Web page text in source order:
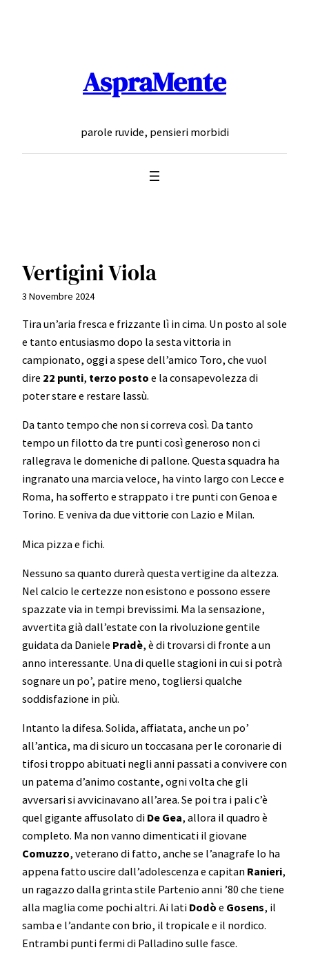
AspraMente
parole ruvide, pensieri morbidi
Vertigini Viola
3 Novembre 2024
Tira un’aria fresca e frizzante lì in cima. Un posto al sole
e tanto entusiasmo dopo la sesta vittoria in
campionato, oggi a spese dell’amico Toro, che vuol
dire 22 punti, terzo posto e la consapevolezza di
poter stare e restare lassù.
Da tanto tempo che non si correva così. Da tanto
tempo un filotto da tre punti così generoso non ci
rallegrava le domeniche di pallone. Questa squadra ha
ingranato una marcia veloce, ha vinto largo con Lecce e
Roma, ha sofferto e strappato i tre punti con Genoa e
Torino. E veniva da due vittorie con Lazio e Milan.
Mica pizza e fichi.
Nessuno sa quanto durerà questa vertigine da altezza.
Nel calcio le certezze non esistono e possono essere
spazzate via in tempi brevissimi. Ma la sensazione,
avvertita già dall’estate con la rivoluzione gentile
guidata da Daniele Pradè, è di trovarsi di fronte a un
anno interessante. Una di quelle stagioni in cui si potrà
sognare un po’, patire meno, togliersi qualche
soddisfazione in più.
Intanto la difesa. Solida, affiatata, anche un po’
all’antica, ma di sicuro un toccasana per le coronarie di
tifosi troppo abituati negli anni passati a convivere con
un patema d’animo costante, ogni volta che gli
avversari si avvicinavano all’area. Se poi tra i pali c’è
quel gigante affusolato di De Gea, allora il quadro è
completo. Ma non vanno dimenticati il giovane
Comuzzo, veterano di fatto, anche se l’anagrafe lo ha
appena fatto uscire dall’adolescenza e capitan Ranieri,
un ragazzo dalla grinta stile Partenio anni ’80 che tiene
alla maglia come pochi altri. Ai lati Dodò e Gosens, il
samba e l’andante con brio, il tropicale e il nordico.
Entrambi punti fermi di Palladino sulle fasce.